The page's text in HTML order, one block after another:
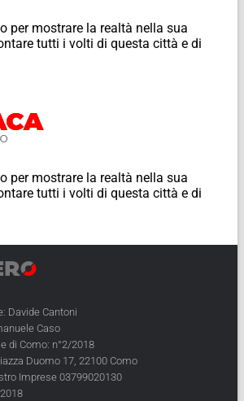
per mostrare la realtà nella sua
tutti i volti di questa città e di
per mostrare la realtà nella sua
tutti i volti di questa città e di
Davide Cantoni
Caso
di Como: n°2/2018
Duomo 17, 22100 Como
Imprese 03799020130